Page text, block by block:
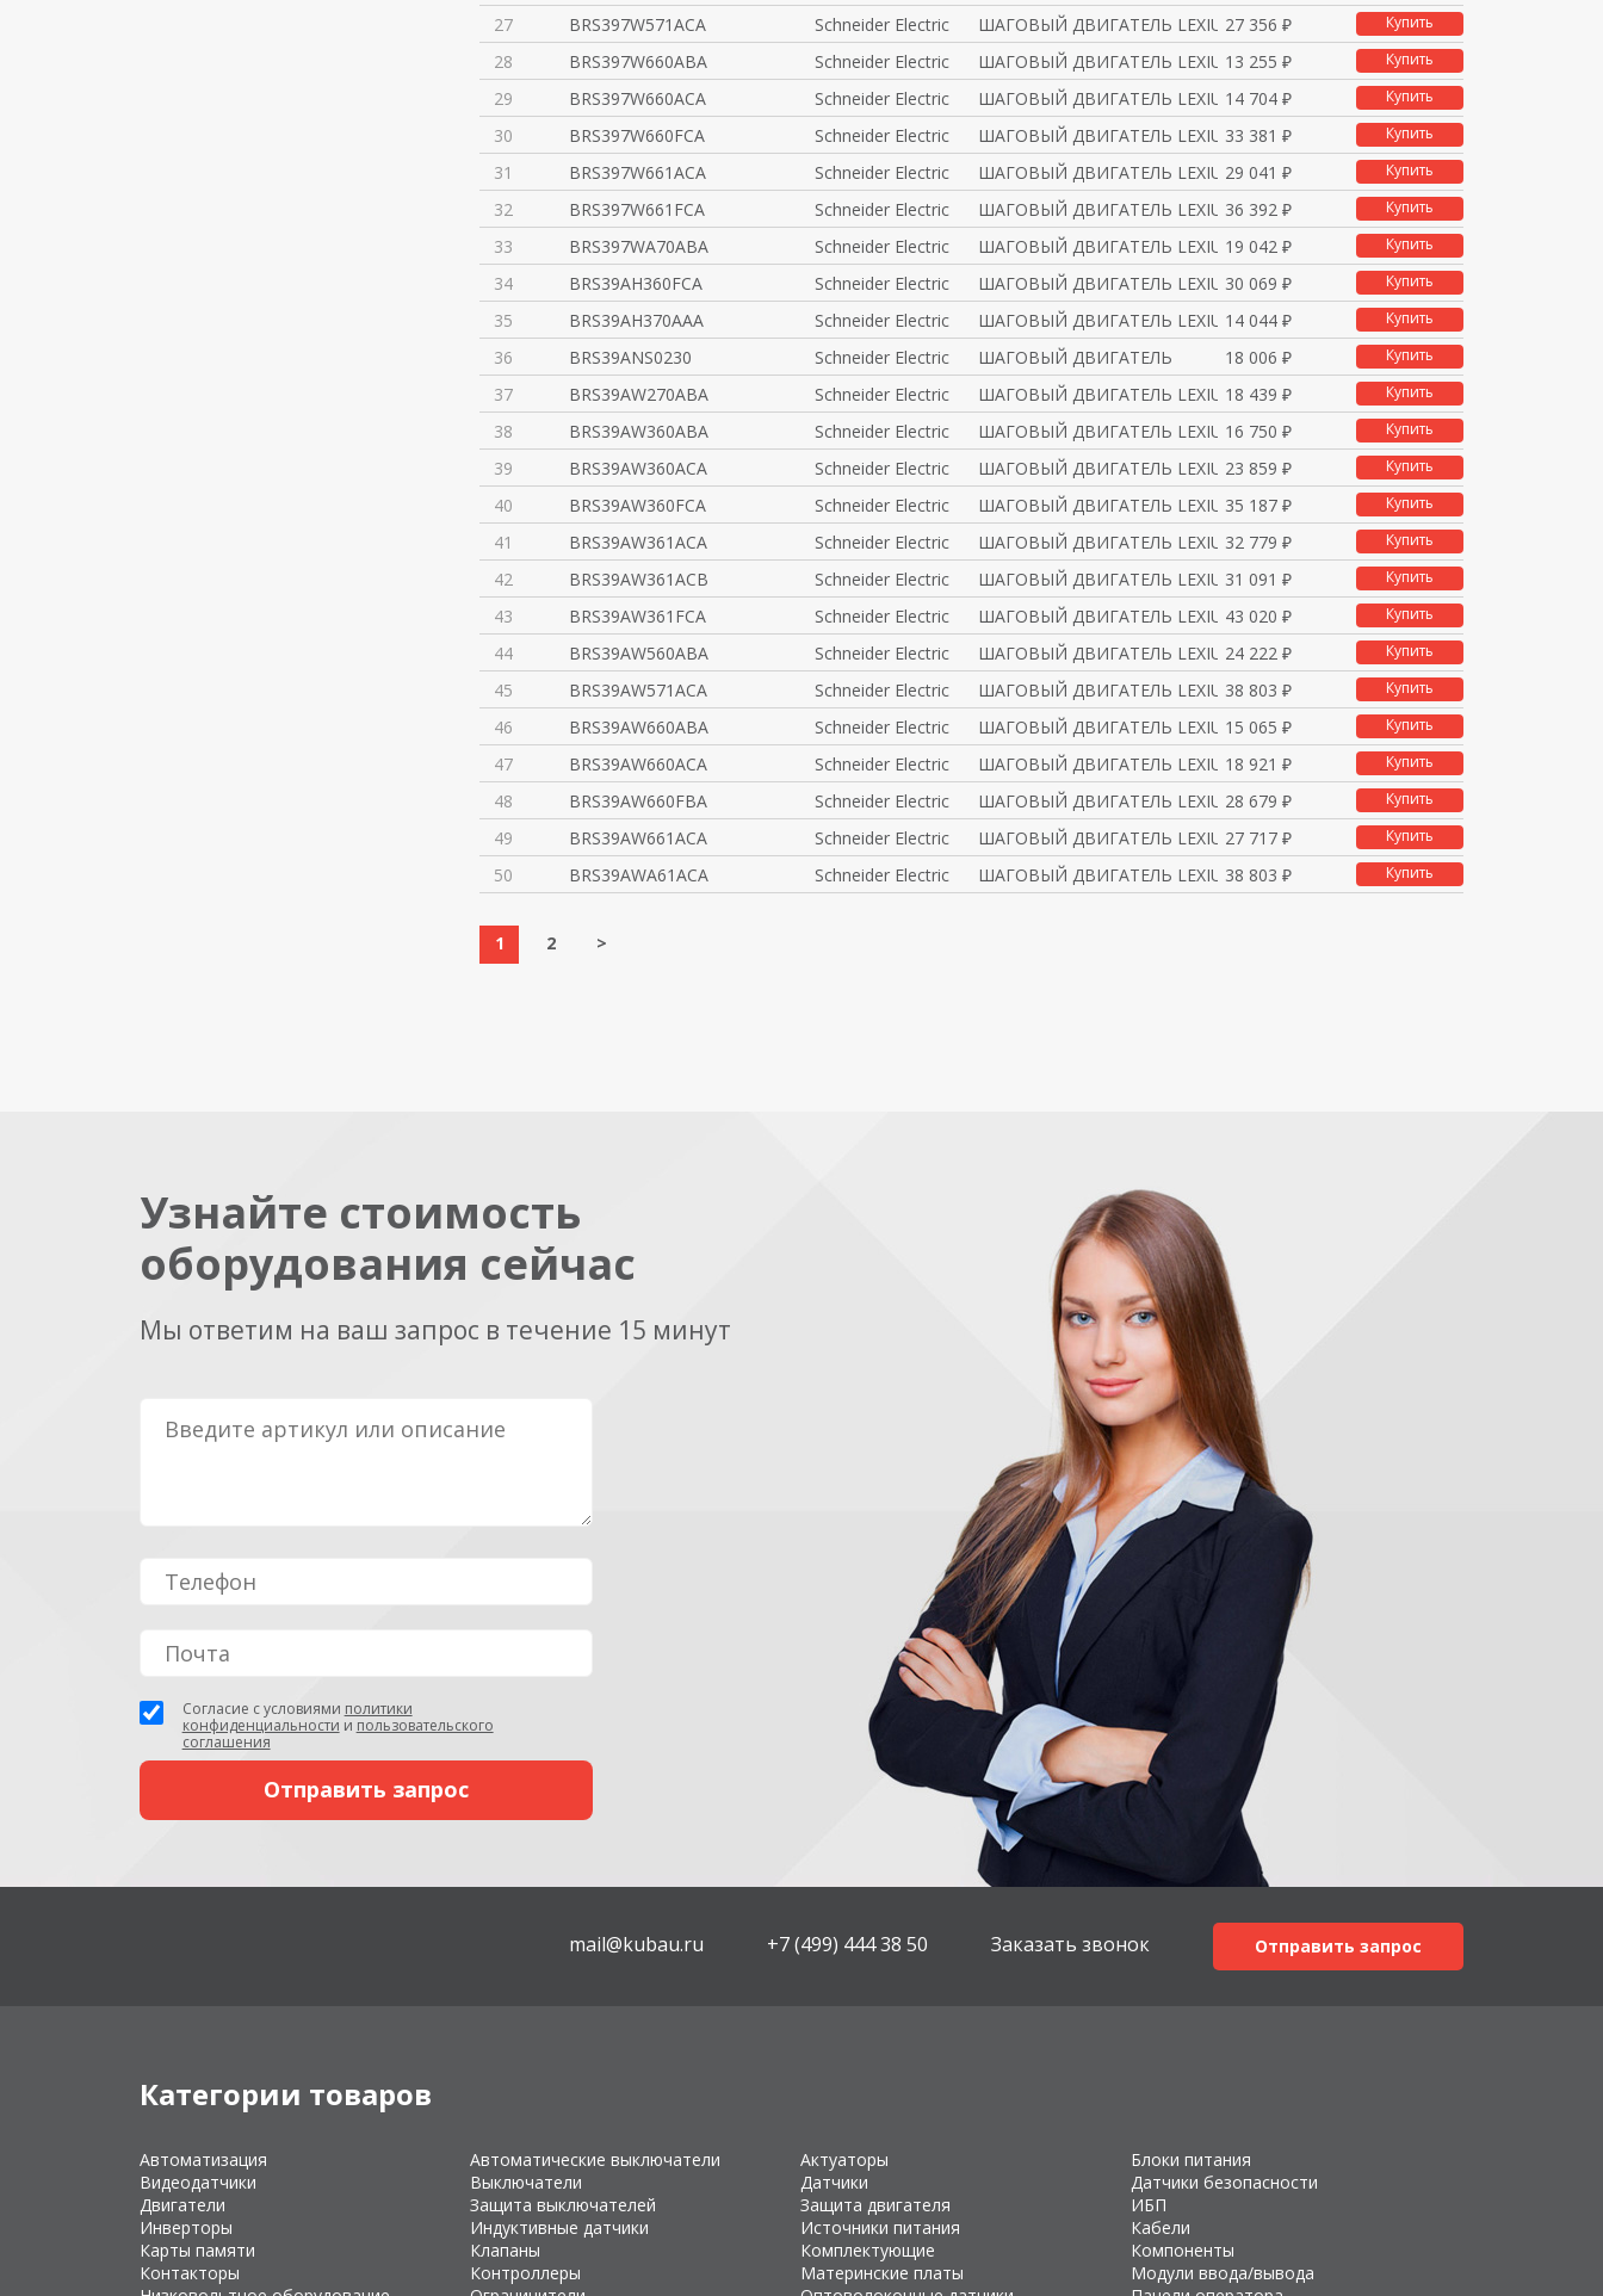
27 BRS397W571ACA Schneider Electric ШАГОВЫЙ ДВИГАТЕЛЬ LEXIUM Ф90 2
27 356 ₽ Купить
28 BRS397W660ABA Schneider Electric ШАГОВЫЙ ДВИГАТЕЛЬ LEXIUM Ф90 2
13 255 ₽ Купить
29 BRS397W660ACA Schneider Electric ШАГОВЫЙ ДВИГАТЕЛЬ LEXIUM Ф90 2
14 704 ₽ Купить
30 BRS397W660FCA Schneider Electric ШАГОВЫЙ ДВИГАТЕЛЬ LEXIUM Ф90 2
33 381 ₽ Купить
31 BRS397W661ACA Schneider Electric ШАГОВЫЙ ДВИГАТЕЛЬ LEXIUM Ф90 2
29 041 ₽ Купить
32 BRS397W661FCA Schneider Electric ШАГОВЫЙ ДВИГАТЕЛЬ LEXIUM Ф90 2
36 392 ₽ Купить
33 BRS397WA70ABA Schneider Electric ШАГОВЫЙ ДВИГАТЕЛЬ LEXIUM Ф90 2
19 042 ₽ Купить
34 BRS39AH360FCA Schneider Electric ШАГОВЫЙ ДВИГАТЕЛЬ LEXIUM Ф85 6
30 069 ₽ Купить
35 BRS39AH370AAA Schneider Electric ШАГОВЫЙ ДВИГАТЕЛЬ LEXIUM Ф85 6
14 044 ₽ Купить
36 BRS39ANS0230 Schneider Electric ШАГОВЫЙ ДВИГАТЕЛЬ 18 006 ₽ Купить
37 BRS39AW270ABA Schneider Electric ШАГОВЫЙ ДВИГАТЕЛЬ LEXIUM Ф90 4
18 439 ₽ Купить
38 BRS39AW360ABA Schneider Electric ШАГОВЫЙ ДВИГАТЕЛЬ LEXIUM Ф90 4
16 750 ₽ Купить
39 BRS39AW360ACA Schneider Electric ШАГОВЫЙ ДВИГАТЕЛЬ LEXIUM Ф90 4
23 859 ₽ Купить
40 BRS39AW360FCA Schneider Electric ШАГОВЫЙ ДВИГАТЕЛЬ LEXIUM Ф90 4
35 187 ₽ Купить
41 BRS39AW361ACA Schneider Electric ШАГОВЫЙ ДВИГАТЕЛЬ LEXIUM Ф90 4
32 779 ₽ Купить
42 BRS39AW361ACB Schneider Electric ШАГОВЫЙ ДВИГАТЕЛЬ LEXIUM Ф90 4
31 091 ₽ Купить
43 BRS39AW361FCA Schneider Electric ШАГОВЫЙ ДВИГАТЕЛЬ LEXIUM Ф90 4
43 020 ₽ Купить
44 BRS39AW560ABA Schneider Electric ШАГОВЫЙ ДВИГАТЕЛЬ LEXIUM Ф90 4
24 222 ₽ Купить
45 BRS39AW571ACA Schneider Electric ШАГОВЫЙ ДВИГАТЕЛЬ LEXIUM Ф90 4
38 803 ₽ Купить
46 BRS39AW660ABA Schneider Electric ШАГОВЫЙ ДВИГАТЕЛЬ LEXIUM Ф90 4
15 065 ₽ Купить
47 BRS39AW660ACA Schneider Electric ШАГОВЫЙ ДВИГАТЕЛЬ LEXIUM Ф90 4
18 921 ₽ Купить
48 BRS39AW660FBA Schneider Electric ШАГОВЫЙ ДВИГАТЕЛЬ LEXIUM Ф90 4
28 679 ₽ Купить
49 BRS39AW661ACA Schneider Electric ШАГОВЫЙ ДВИГАТЕЛЬ LEXIUM Ф90 4
27 717 ₽ Купить
50 BRS39AWA61ACA Schneider Electric ШАГОВЫЙ ДВИГАТЕЛЬ LEXIUM Ф90 4
38 803 ₽ Купить
1 2 >
Узнайте стоимость
оборудования сейчас
Мы ответим на ваш запрос в течение 15 минут
Согласие с условиями политики
конфиденциальности и пользовательского
соглашения
mail@kubau.ru +7 (499) 444 38 50 Заказать звонок Отправить запрос
Категории товаров
Автоматизация Автоматические выключатели Актуаторы
Блоки питания
Видеодатчики
Выключатели Датчики
Датчики безопасности
Двигатели
Защита выключателей Защита двигателя
ИБП
Инверторы
Индуктивные датчики Источники питания
Кабели
Карты памяти
Клапаны Комплектующие
Компоненты
Контакторы
Контроллеры Материнские платы
Модули ввода/вывода